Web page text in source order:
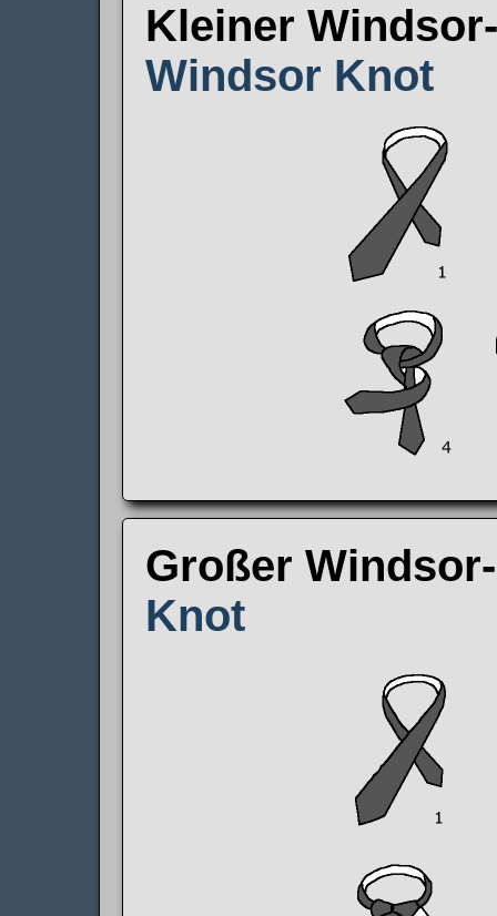
Kleiner
Windsor Knot
Großer
Knot